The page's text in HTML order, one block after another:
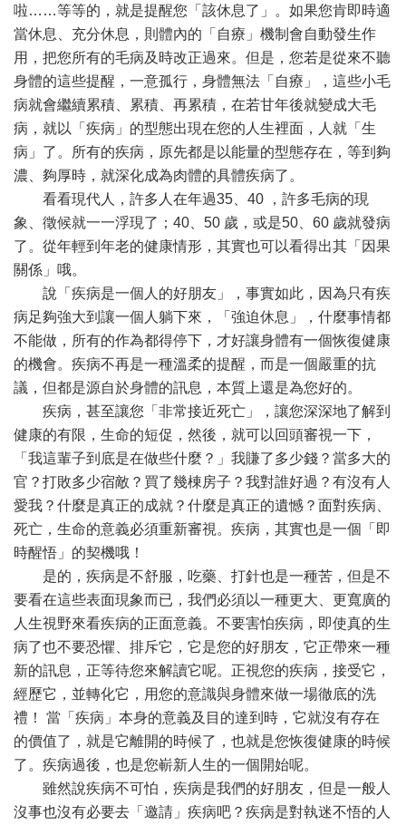
啦……等等的，就是提醒您「該休息了」。如果您肯即時適
當休息、充分休息，則體內的「自療」機制會自動發生作
用，把您所有的毛病及時改正過來。但是，您若是從來不聽
身體的這些提醒，一意孤行，身體無法「自療」，這些小毛
病就會繼續累積、累積、再累積，在若甘年後就變成大毛
病，就以「疾病」的型態出現在您的人生裡面，人就「生
病」了。所有的疾病，原先都是以能量的型態存在，等到夠
濃、夠厚時，就深化成為肉體的具體疾病了。
看看現代人，許多人在年過35、40 ，許多毛病的現
象、徵候就一一浮現了；40、50 歲，或是50、60 歲就發病
了。從年輕到年老的健康情形，其實也可以看得出其「因果
關係」哦。
說「疾病是一個人的好朋友」，事實如此，因為只有疾
病足夠強大到讓一個人躺下來，「強迫休息」，什麼事情都
不能做，所有的作為都得停下，才好讓身體有一個恢復健康
的機會。疾病不再是一種溫柔的提醒，而是一個嚴重的抗
議，但都是源自於身體的訊息，本質上還是為您好的。
疾病，甚至讓您「非常接近死亡」，讓您深深地了解到
健康的有限，生命的短促，然後，就可以回頭審視一下，
「我這輩子到底是在做些什麼？」我賺了多少錢？當多大的
官？打敗多少宿敵？買了幾棟房子？我對誰好過？有沒有人
愛我？什麼是真正的成就？什麼是真正的遺憾？面對疾病、
死亡，生命的意義必須重新審視。疾病，其實也是一個「即
時醒悟」的契機哦！
是的，疾病是不舒服，吃藥、打針也是一種苦，但是不
要看在這些表面現象而已，我們必須以一種更大、更寬廣的
人生視野來看疾病的正面意義。不要害怕疾病，即使真的生
病了也不要恐懼、排斥它，它是您的好朋友，它正帶來一種
新的訊息，正等待您來解讀它呢。正視您的疾病，接受它，
經歷它，並轉化它，用您的意識與身體來做一場徹底的洗
禮！ 當「疾病」本身的意義及目的達到時，它就沒有存在
的價值了，就是它離開的時候了，也就是您恢復健康的時候
了。疾病過後，也是您嶄新人生的一個開始呢。
雖然說疾病不可怕，疾病是我們的好朋友，但是一般人
沒事也沒有必要去「邀請」疾病吧？疾病是對執迷不悟的人